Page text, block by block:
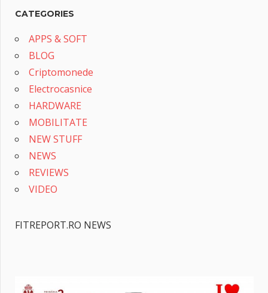
CATEGORIES
APPS & SOFT
BLOG
Criptomonede
Electrocasnice
HARDWARE
MOBILITATE
NEW STUFF
NEWS
REVIEWS
VIDEO
FITREPORT.RO NEWS